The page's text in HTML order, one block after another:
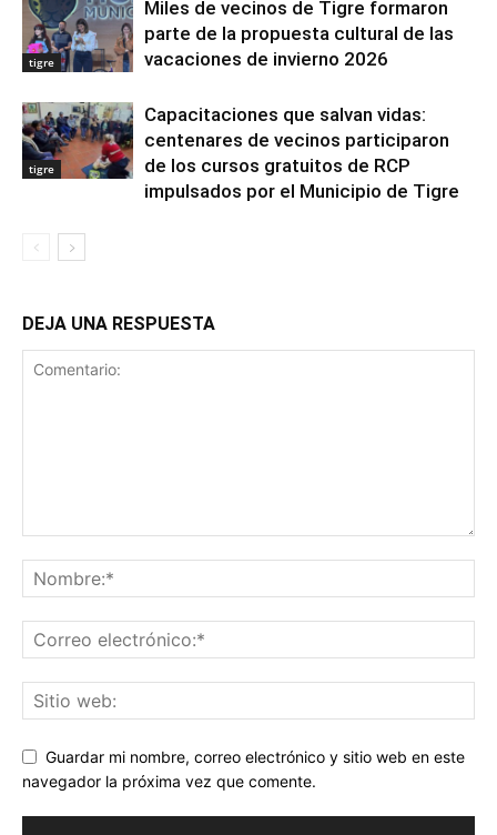
tigre
Miles de vecinos de Tigre formaron
parte de la propuesta cultural de las
vacaciones de invierno 2026
tigre
Capacitaciones que salvan vidas:
centenares de vecinos participaron
de los cursos gratuitos de RCP
impulsados por el Municipio de Tigre
DEJA UNA RESPUESTA
Guardar mi nombre, correo electrónico y sitio web en este
navegador la próxima vez que comente.